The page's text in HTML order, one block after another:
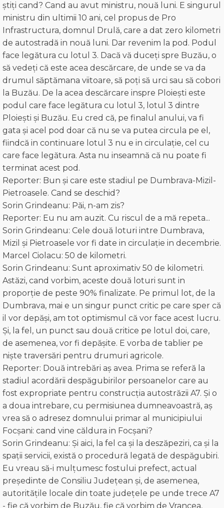
ştiți cand? Cand au avut ministru, nouă luni. E singurul
ministru din ultimii 10 ani, cel propus de Pro
Infrastructura, domnul Drulă, care a dat zero kilometri
de autostradă in nouă luni. Dar revenim la pod. Podul
face legătura cu lotul 3. Dacă vă duceți spre Buzău, o
să vedeți că este acea descărcare, de unde se va da
drumul săptămana viitoare, să poți să urci sau să cobori
la Buzău. De la acea descărcare inspre Ploiești este
podul care face legătura cu lotul 3, lotul 3 dintre
Ploiești și Buzău. Eu cred că, pe finalul anului, va fi
gata și acel pod doar că nu se va putea circula pe el,
fiindcă in continuare lotul 3 nu e in circulație, cel cu
care face legătura. Asta nu inseamnă că nu poate fi
terminat acest pod.
Reporter: Bun și care este stadiul pe Dumbrava-Mizil-
Pietroasele. Cand se deschid?
Sorin Grindeanu: Păi, n-am zis?
Reporter: Eu nu am auzit. Cu riscul de a mă repeta...
Sorin Grindeanu: Cele două loturi intre Dumbrava,
Mizil și Pietroasele vor fi date in circulație in decembrie.
Marcel Ciolacu: 50 de kilometri.
Sorin Grindeanu: Sunt aproximativ 50 de kilometri.
Astăzi, cand vorbim, aceste două loturi sunt in
proporție de peste 90% finalizate. Pe primul lot, de la
Dumbrava, mai e un singur punct critic pe care sper că
il vor depăși, am tot optimismul că vor face acest lucru.
Și, la fel, un punct sau două critice pe lotul doi, care,
de asemenea, vor fi depășite. E vorba de tablier pe
niște traversări pentru drumuri agricole.
Reporter: Două intrebări aș avea. Prima se referă la
stadiul acordării despăgubirilor persoanelor care au
fost expropriate pentru construcția autostrăzii A7. Și o
a doua intrebare, cu permisiunea dumneavoastră, aș
vrea să o adresez domnului primar al municipiului
Focșani: cand vine căldura in Focșani?
Sorin Grindeanu: Și aici, la fel ca și la deszăpeziri, ca și la
spații servicii, există o procedură legată de despăgubiri.
Eu vreau să-i mulțumesc fostului prefect, actual
președinte de Consiliu Județean și, de asemenea,
autoritățile locale din toate județele pe unde trece A7
- fie că vorbim de Buzău, fie că vorbim de Vrancea,